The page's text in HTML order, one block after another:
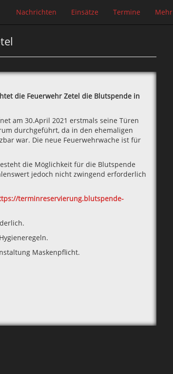
Nachrichten Einsätze Termine Mehr
die Feuerwehr Zetel die Blutspende in
am 30.April 2021 erstmals seine Türen
durchgeführt, da in den ehemaligen
war. Die neue Feuerwehrwache ist für
die Möglichkeit für die Blutspende
jedoch nicht zwingend erforderlich
terminreservierung.blutspende-
Maskenpflicht.